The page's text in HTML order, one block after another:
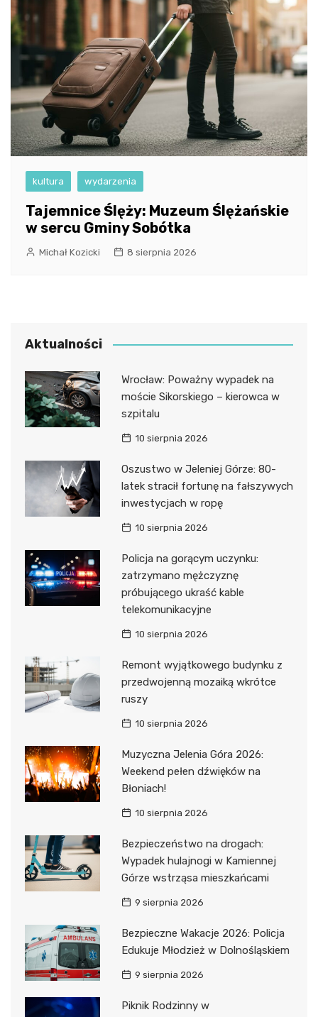
kultura wydarzenia
Tajemnice Ślęży: Muzeum Ślężańskie
w sercu Gminy Sobótka
Michał Kozicki 8 sierpnia 2026
Aktualności
Wrocław: Poważny wypadek na
moście Sikorskiego – kierowca w
szpitalu
10 sierpnia 2026
Oszustwo w Jeleniej Górze: 80-
latek stracił fortunę na fałszywych
inwestycjach w ropę
10 sierpnia 2026
Policja na gorącym uczynku:
zatrzymano mężczyznę
próbującego ukraść kable
telekomunikacyjne
10 sierpnia 2026
Remont wyjątkowego budynku z
przedwojenną mozaiką wkrótce
ruszy
10 sierpnia 2026
Muzyczna Jelenia Góra 2026:
Weekend pełen dźwięków na
Błoniach!
10 sierpnia 2026
Bezpieczeństwo na drogach:
Wypadek hulajnogi w Kamiennej
Górze wstrząsa mieszkańcami
9 sierpnia 2026
Bezpieczne Wakacje 2026: Policja
Edukuje Młodzież w Dolnośląskiem
9 sierpnia 2026
Piknik Rodzinny w